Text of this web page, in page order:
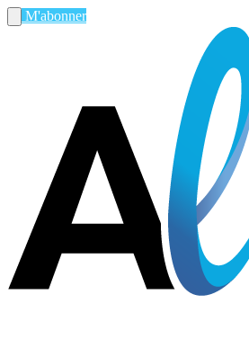
M'abonner